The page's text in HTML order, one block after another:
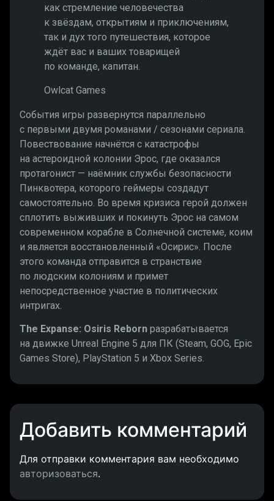
как стремление человечества
к звёздам, открытиям и приключениям,
так и дух того путешествия, которое
ждёт вас и ваших товарищей
по команде, капитан.
Owlcat Games
События игры развернутся параллельно
с первыми двумя романами / сезонами сериала.
Повествование начнётся с катастрофы
на астероидной колонии Эрос, где оказался
протагонист — наёмник службы безопасности
Пинквотера, которого геймеры создадут
самостоятельно. Во время кризиса герой должен
сплотить выживших и покинуть Эрос на самом
современном корабле в Солнечной системе, коим
и является восстановленный «Осирис». После
этого команда отправится в странствие
по людским колониям и примет
непосредственное участие в политических
интригах.
The Expanse: Osiris Reborn разрабатывается
на движке Unreal Engine 5 для ПК (Steam, GOG, Epic
Games Store), PlayStation 5 и Xbox Series.
Добавить комментарий
Для отправки комментария вам необходимо
авторизоваться.